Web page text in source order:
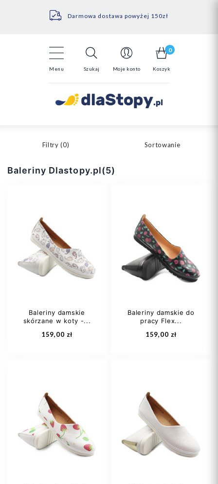
Darmowa dostawa powyżej 150zł
14 Dni na darmowy zwrot*
Menu Szukaj Moje konto
0
Koszyk
Filtry (0) Sortowanie
Baleriny Dlastopy.pl(5)
Baleriny damskie
skórzane w koty -...
159,00 zł
37
39
40 +2
Baleriny damskie do
pracy Flex...
159,00 zł
37
39